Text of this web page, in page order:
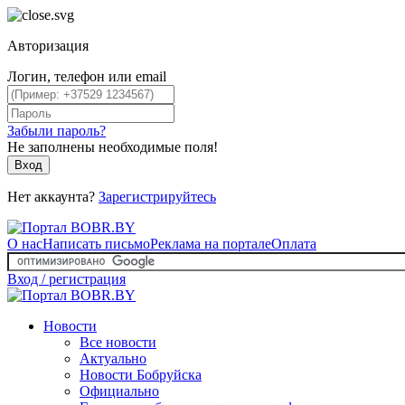
Авторизация
Логин, телефон или email
Забыли пароль?
Не заполнены необходимые поля!
Вход
Нет аккаунта? Зарегистрируйтесь
О насНаписать письмоРеклама на порталеОплата
Вход / регистрация
Новости
Все новости
Актуально
Новости Бобруйска
Официально